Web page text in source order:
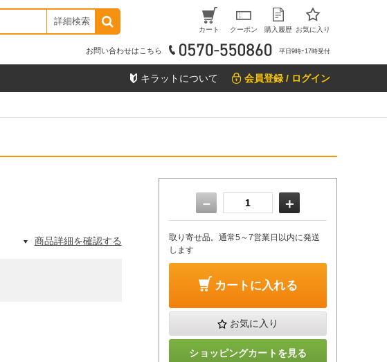
詳細検索
カート クーポン 購入履歴 お気に入り
お問い合わせはこちら 平日9時ｰ17時受付
キラットについて 会員登録 / ログイン
商品詳細を確認する
－ ＋
取り寄せ品。通常5～7営業日以内に発送
します
カートに入れる
お気に入り
ショッピングカートを見る